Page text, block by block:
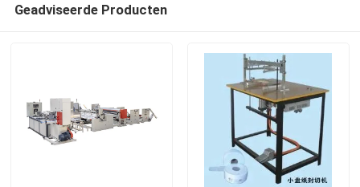
Geadviseerde Producten